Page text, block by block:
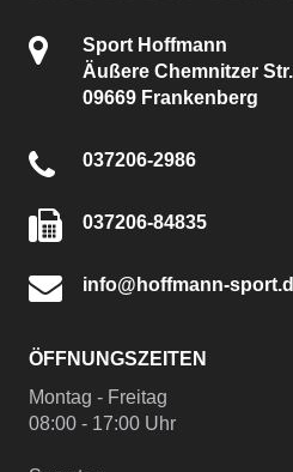
Sport Hoffmann
Äußere Chemnitzer
09669 Frankenberg
037206-2986
037206-84835
info@hoffmann-
ÖFFNUNGSZEITEN
Montag - Freitag
08:00 - 17:00 Uhr